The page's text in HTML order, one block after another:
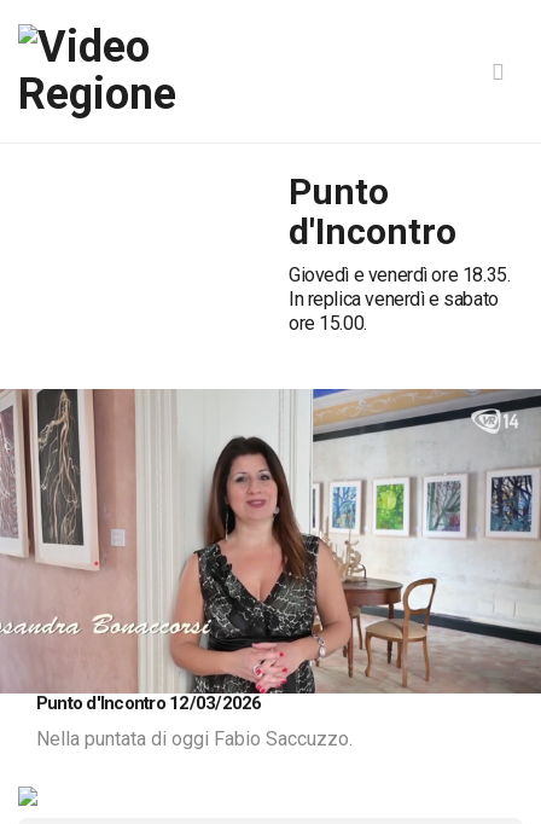
Punto
d'Incontro
Giovedì e venerdì ore 18.35.
In replica venerdì e sabato
ore 15.00.
2.32%
Punto d'Incontro 12/03/2026
Nella puntata di oggi Fabio Saccuzzo.